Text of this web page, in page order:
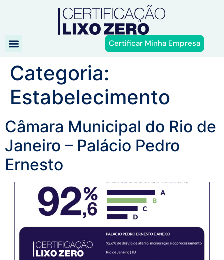
Certificar Minha Empresa
Categoria:
Estabelecimento
Câmara Municipal do Rio de
Janeiro – Palácio Pedro
Ernesto